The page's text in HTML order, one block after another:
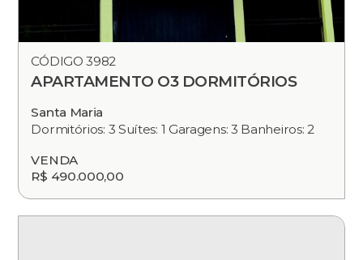
CÓDIGO 3982
APARTAMENTO O3 DORMITÓRIOS
Santa Maria
Dormitórios: 3 Suítes: 1 Garagens: 3 Banheiros: 2
VENDA
R$ 490.000,00